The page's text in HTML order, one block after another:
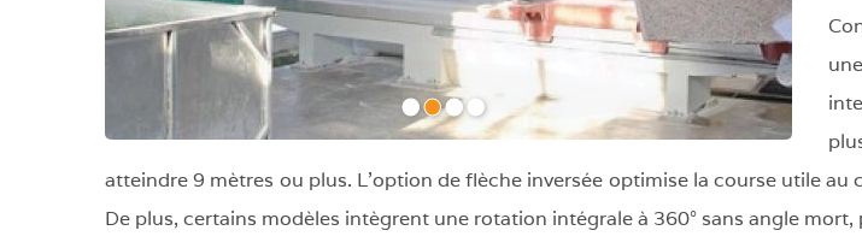
••••
atteindre 9 mètres ou plus. L'option de flèche inversée optimise la course utile
De plus, certains modèles intègrent une rotation intégrale à 360° sans angle